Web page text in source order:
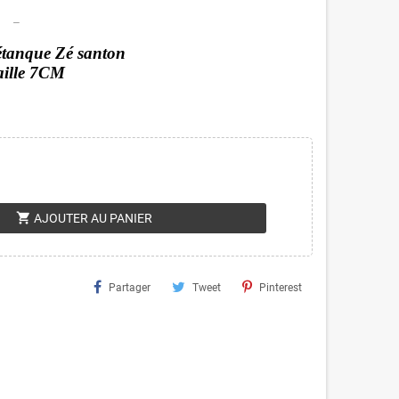
Zé santon
7CM
shopping_cart AJOUTER AU PANIER
Partager Tweet Pinterest